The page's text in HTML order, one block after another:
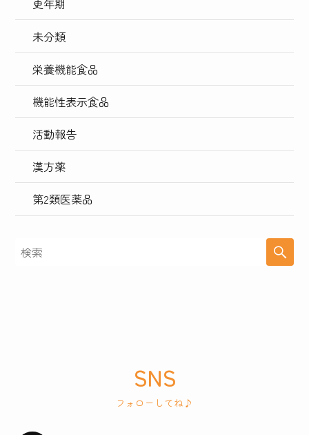
更年期
未分類
栄養機能食品
機能性表示食品
活動報告
漢方薬
第2類医薬品
SNS
フォローしてね♪